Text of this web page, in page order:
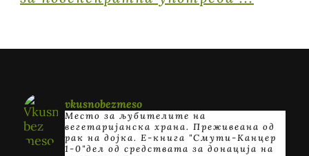
vkusnobezmeso
Место за љубителите на
вегетаријанска храна. Преживеана од
рак на дојка. E-книга "Смути-Канцер
1-0"дел од средствата за донација на